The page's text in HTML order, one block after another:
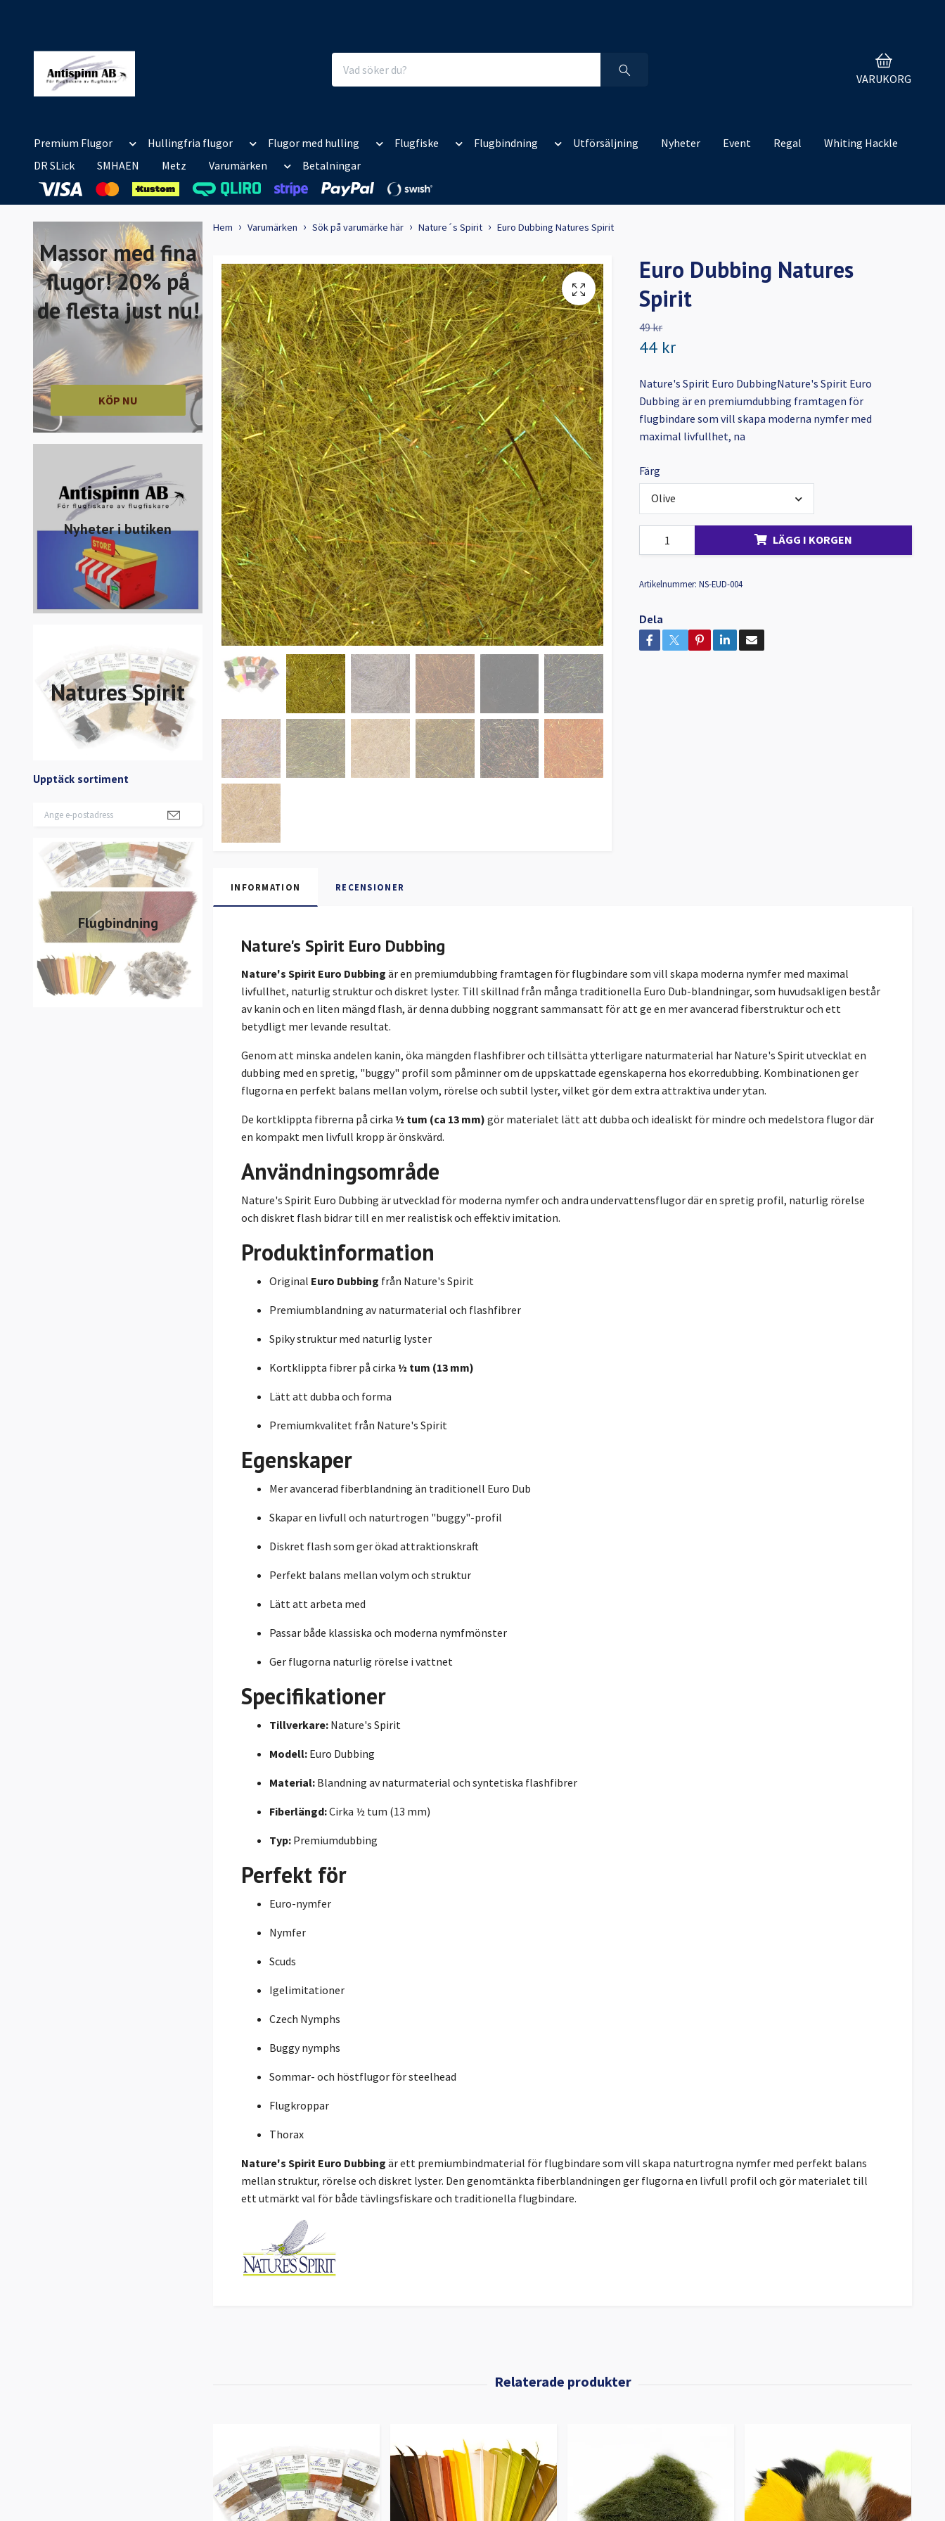
VARUKORG
Premium Flugor Hullingfria flugor Flugor med hulling Flugfiske Flugbindning Utförsäljning Nyheter Event Regal
Whiting Hackle
DR SLick
SMHAEN Metz Varumärken Betalningar
Massor med fina
flugor! 20% på
de flesta just nu!
KÖP NU
Nyheter i butiken
Natures Spirit
Upptäck sortiment
Flugbindning
Hem Varumärken Sök på varumärke här Nature´s Spirit Euro Dubbing Natures Spirit
Euro Dubbing Natures
Spirit
49 kr
44 kr
Nature's Spirit Euro DubbingNature's Spirit Euro
Dubbing är en premiumdubbing framtagen för
flugbindare som vill skapa moderna nymfer med
maximal livfullhet, na
Färg
Olive
LÄGG I KORGEN
Artikelnummer: NS-EUD-004
Dela
INFORMATION RECENSIONER
Nature's Spirit Euro Dubbing
Nature's Spirit Euro Dubbing är en premiumdubbing framtagen för flugbindare som vill skapa moderna nymfer med maximal
livfullhet, naturlig struktur och diskret lyster. Till skillnad från många traditionella Euro Dub-blandningar, som huvudsakligen består
av kanin och en liten mängd flash, är denna dubbing noggrant sammansatt för att ge en mer avancerad fiberstruktur och ett
betydligt mer levande resultat.
Genom att minska andelen kanin, öka mängden flashfibrer och tillsätta ytterligare naturmaterial har Nature's Spirit utvecklat en
dubbing med en spretig, "buggy" profil som påminner om de uppskattade egenskaperna hos ekorredubbing. Kombinationen ger
flugorna en perfekt balans mellan volym, rörelse och subtil lyster, vilket gör dem extra attraktiva under ytan.
De kortklippta fibrerna på cirka ½ tum (ca 13 mm) gör materialet lätt att dubba och idealiskt för mindre och medelstora flugor där
en kompakt men livfull kropp är önskvärd.
Användningsområde
Nature's Spirit Euro Dubbing är utvecklad för moderna nymfer och andra undervattensflugor där en spretig profil, naturlig rörelse
och diskret flash bidrar till en mer realistisk och effektiv imitation.
Produktinformation
Original Euro Dubbing från Nature's Spirit
Premiumblandning av naturmaterial och flashfibrer
Spiky struktur med naturlig lyster
Kortklippta fibrer på cirka ½ tum (13 mm)
Lätt att dubba och forma
Premiumkvalitet från Nature's Spirit
Egenskaper
Mer avancerad fiberblandning än traditionell Euro Dub
Skapar en livfull och naturtrogen "buggy"-profil
Diskret flash som ger ökad attraktionskraft
Perfekt balans mellan volym och struktur
Lätt att arbeta med
Passar både klassiska och moderna nymfmönster
Ger flugorna naturlig rörelse i vattnet
Specifikationer
Tillverkare: Nature's Spirit
Modell: Euro Dubbing
Material: Blandning av naturmaterial och syntetiska flashfibrer
Fiberlängd:Cirka ½ tum (13 mm)
Typ: Premiumdubbing
Perfekt för
Euro-nymfer
Nymfer
Scuds
Igelimitationer
Czech Nymphs
Buggy nymphs
Sommar- och höstflugor för steelhead
Flugkroppar
Thorax
Nature's Spirit Euro Dubbing är ett premiumbindmaterial för flugbindare som vill skapa naturtrogna nymfer med perfekt balans
mellan struktur, rörelse och diskret lyster. Den genomtänkta fiberblandningen ger flugorna en livfull profil och gör materialet till
ett utmärkt val för både tävlingsfiskare och traditionella flugbindare.